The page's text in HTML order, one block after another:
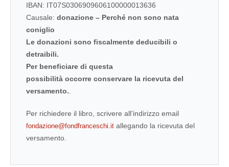
IBAN: IT07S0306909606100000013636
Causale:donazione – Perché non sono nata
coniglio
Le donazioni sono fiscalmente deducibili o
detraibili.
Per beneficiare di questa
possibilità occorreconservare la ricevuta del
versamento.
Per richiedere il libro, scrivere all’indirizzo email
fondazione@fondfranceschi.it allegando la ricevuta del
versamento.